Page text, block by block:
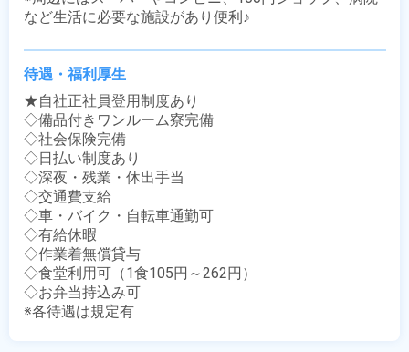
など生活に必要な施設があり便利♪
待遇・福利厚生
★自社正社員登用制度あり
◇備品付きワンルーム寮完備
◇社会保険完備
◇日払い制度あり
◇深夜・残業・休出手当
◇交通費支給
◇車・バイク・自転車通勤可
◇有給休暇
◇作業着無償貸与
◇食堂利用可（1食105円～262円）
◇お弁当持込み可
※各待遇は規定有